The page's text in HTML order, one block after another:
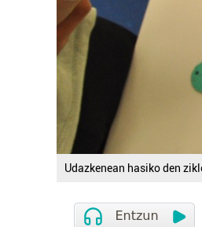
Udazkenean hasiko den